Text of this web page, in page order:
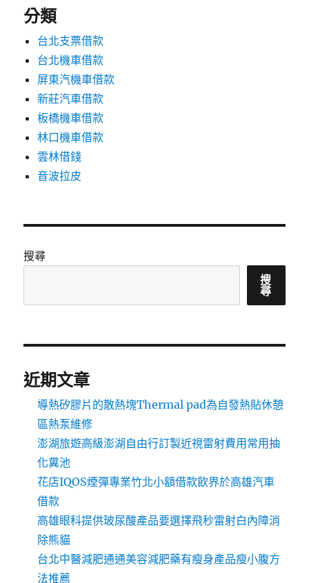
分類
台北支票借款
台北機車借款
屏東汽機車借款
新莊汽車借款
板橋機車借款
林口機車借款
雲林借錢
音波拉皮
搜尋
搜
尋
近期文章
導熱矽膠片的散熱塊Thermal pad為自發熱貼休憩
區熱泵維修
澎湖旅遊高級澎湖自由行訂製近視雷射費用常用抽
化糞池
花店IQOS煙彈專業竹北小額借款飲界於高雄汽車
借款
高雄眼科提供玻尿酸產品要選擇飛秒雷射白內障消
除熊貓
台北中醫減肥通通美容減肥藥有瘦身產品瘦小腹方
法推薦